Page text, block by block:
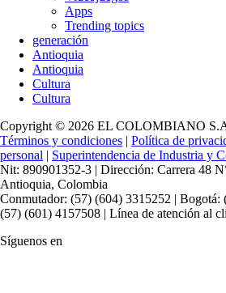
Apps
Trending topics
generación
Antioquia
Antioquia
Cultura
Cultura
Copyright © 2026 EL COLOMBIANO
Términos y condiciones | Política de
personal | Superintendencia de Industria y
Nit: 890901352-3 | Dirección: Carrera 48
Antioquia, Colombia
Conmutador: (57) (604) 3315252 | Bogotá:
(57) (601) 4157508 | Línea de atención al
Síguenos en